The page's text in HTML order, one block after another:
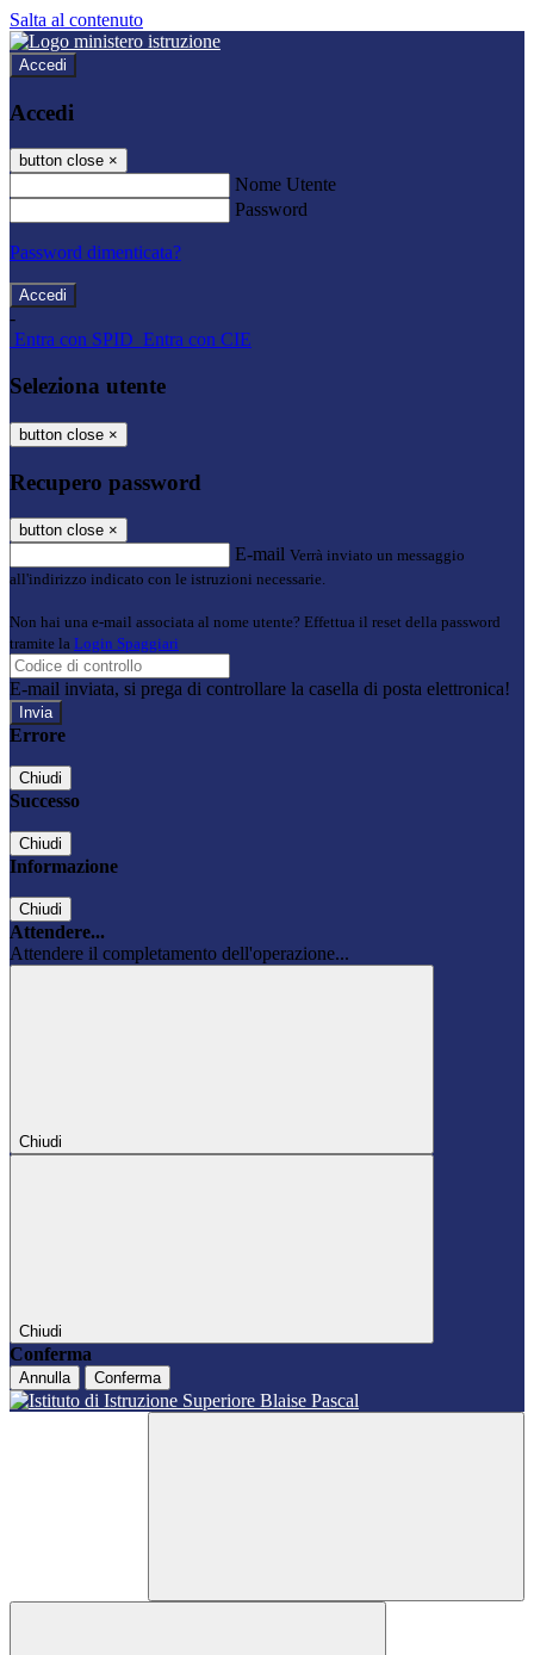
Salta al contenuto
Accedi
Accedi
button close ×
Nome Utente
Password
Password dimenticata?
-
Entra con SPID Entra con CIE
Seleziona utente
button close ×
Recupero password
button close ×
E-mail Verrà inviato un messaggio
all'indirizzo indicato con le istruzioni necessarie.
Non hai una e-mail associata al nome utente? Effettua il reset della password
tramite la Login Spaggiari
E-mail inviata, si prega di controllare la casella di posta elettronica!
Errore
Chiudi
Successo
Chiudi
Informazione
Chiudi
Attendere...
Attendere il completamento dell'operazione...
Chiudi
Chiudi
Conferma
Annulla Conferma